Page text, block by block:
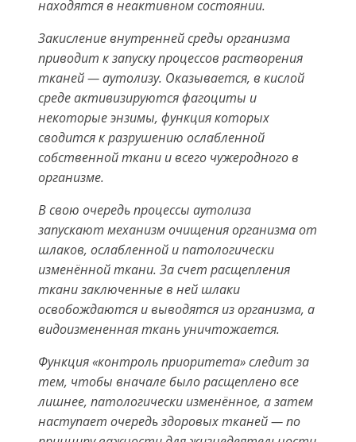
находятся в неактивном состоянии.
Закисление внутренней среды организма
приводит к запуску процессов растворения
тканей — аутолизу. Оказывается, в кислой
среде активизируются фагоциты и
некоторые энзимы, функция которых
сводится к разрушению ослабленной
собственной ткани и всего чужеродного в
организме.
В свою очередь процессы аутолиза
запускают механизм очищения организма от
шлаков, ослабленной и патологически
изменённой ткани. За счет расщепления
ткани заключенные в ней шлаки
освобождаются и выводятся из организма, а
видоизмененная ткань уничтожается.
Функция «контроль приоритета» следит за
тем, чтобы вначале было расщеплено все
лишнее, патологически изменённое, а затем
наступает очередь здоровых тканей — по